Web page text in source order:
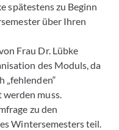
spätestens zu Beginn
über Ihren
Frau Dr. Lübke
des Moduls, da
„fehlenden“
muss.
zu den
Wintersemesters teil.